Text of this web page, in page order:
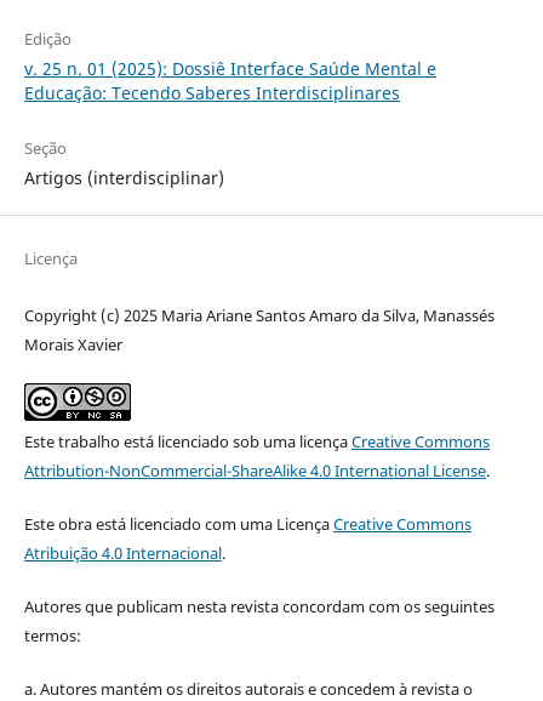
Edição
v. 25 n. 01 (2025): Dossiê Interface Saúde Mental e
Educação: Tecendo Saberes Interdisciplinares
Seção
Artigos (interdisciplinar)
Licença
Copyright (c) 2025 Maria Ariane Santos Amaro da Silva, Manassés
Morais Xavier
Este trabalho está licenciado sob uma licençaCreative Commons
Attribution-NonCommercial-ShareAlike 4.0 International License.
Este obra está licenciado com uma LicençaCreative Commons
Atribuição 4.0 Internacional.
Autores que publicam nesta revista concordam com os seguintes
termos:
a. Autores mantém os direitos autorais e concedem à revista o